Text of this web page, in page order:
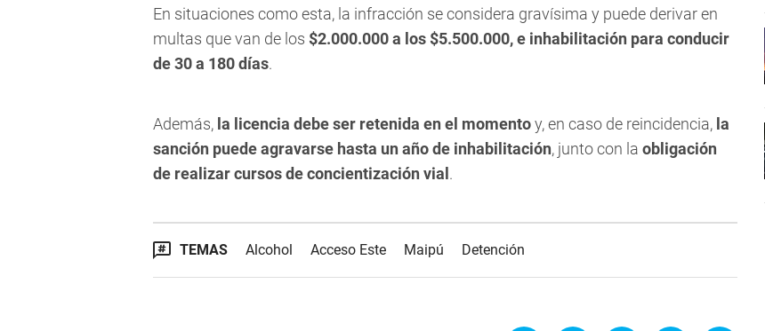
En situaciones como esta, la infracción se considera gravísima y puede derivar en
multas que van de los $2.000.000 a los $5.500.000, e inhabilitación para conducir
de 30 a 180 días.
Además, la licencia debe ser retenida en el momentoy, en caso de reincidencia, la
sanción puede agravarse hasta un año de inhabilitación, junto con la obligación
de realizar cursos de concientización vial .
TEMAS Alcohol Acceso Este Maipú Detención